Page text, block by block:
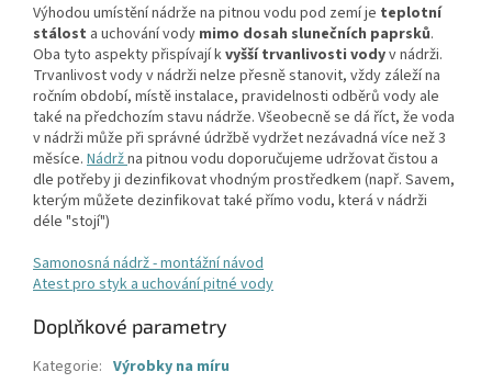
Výhodou umístění nádrže na pitnou vodu pod zemí je teplotní
stálost a uchování vody mimo dosah slunečních paprsků.
Oba tyto aspekty přispívají kvyšší trvanlivosti vodyv nádrži.
Trvanlivost vody v nádrži nelze přesně stanovit, vždy záleží na
ročním období, místě instalace, pravidelnosti odběrů vody ale
také na předchozím stavu nádrže. Všeobecně se dá říct, že voda
v nádrži může při správné údržbě vydržet nezávadná více než 3
měsíce. Nádržna pitnou vodu doporučujeme udržovat čistou a
dle potřeby ji dezinfikovat vhodným prostředkem (např. Savem,
kterým můžete dezinfikovat také přímo vodu, která v nádrži
déle "stojí")
Samonosná nádrž - montážní návod
Atest pro styk a uchování pitné vody
Doplňkové parametry
Kategorie: Výrobky na míru